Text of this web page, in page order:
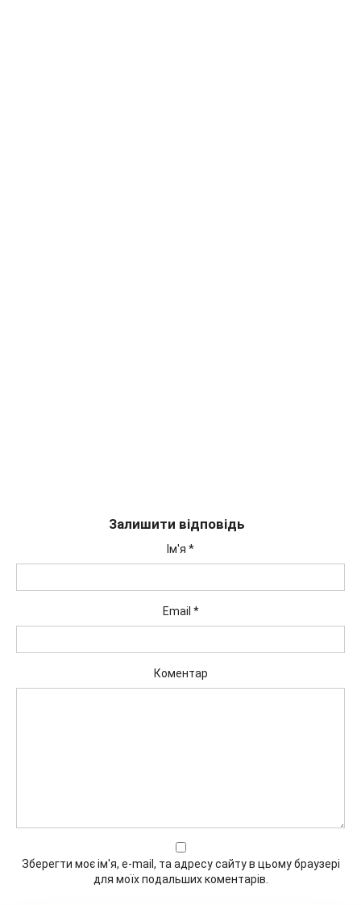
Залишити відповідь
Ім'я *
Email *
Коментар
Зберегти моє ім'я, e-mail, та адресу сайту в цьому браузері
для моїх подальших коментарів.